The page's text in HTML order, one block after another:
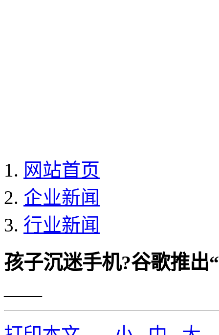
网站首页
企业新闻
行业新闻
孩子沉迷手机?谷歌推出
——